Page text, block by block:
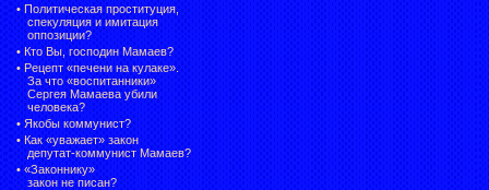
• Политическая проституция,
спекуляция и имитация
оппозиции?
• Кто Вы, господин Мамаев?
• Рецепт «печени на кулаке».
За что «воспитанники»
Сергея Мамаева убили
человека?
• Якобы коммунист?
• Как «уважает» закон
депутат-коммунист Мамаев?
• «Законнику»
закон не писан?